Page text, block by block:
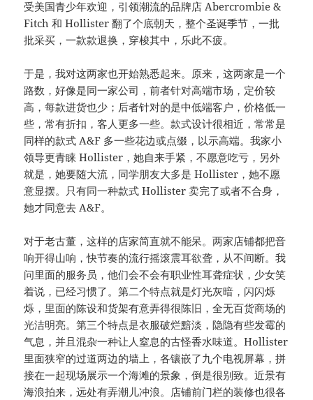
受美国青少年欢迎，引领潮流的品牌店 Abercrombie &
Fitch 和 Hollister 翻了个底朝天，整个圣诞季节，一批
批采买，一款款退换，穿梭其中，乐此不疲。
于是，我对这两家也开始熟悉起来。原来，这两家是一个
路数，好像是同一家公司，前者针对高端市场，定价较
高，每款进货也少；后者针对的是中低端客户，价格低一
些，常有折扣，客人更多一些。款式设计很相近，常常是
同样的款式 A&F 多一些花边或点缀，以示高端。我家小
领导更青睐 Hollister，她自来手紧，不愿意吃亏，另外
就是，她要随大流，同学朋友大多是 Hollister，她不愿
意显摆。只有同一种款式 Hollister 卖完了或者不合身，
她才同意去 A&F。
对于老古董，这样的店家简直就不能呆。两家店铺都把音
响开得山响，快节奏的流行摇滚震耳欲聋，从不间断。我
问里面的服务员，他们会不会有职业性耳聋症状，少女笑
着说，已经习惯了。第二个特点就是灯光灰暗，闪闪烁
烁，里面的陈设和货架有意弄得很陈旧，全无百货商场的
光洁明亮。第三个特点是衣服破烂黯淡，隐隐有些发霉的
气息，并且混杂一种让人窒息的古怪香水味道。Hollister
里面狭窄的过道两边的墙上，各镶嵌了九个电视屏幕，拼
接在一起现场展示一个海滩的景象，倒是很别致。近景有
海浪拍来，远处有弄潮儿冲浪。店铺前门栏的装修也很各